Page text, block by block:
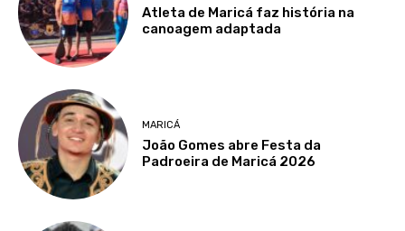
Atleta de Maricá faz história na
canoagem adaptada
MARICÁ
João Gomes abre Festa da
Padroeira de Maricá 2026